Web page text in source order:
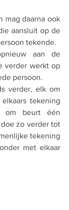
mag daarna ook
aansluit op de
tekende.
aan de
verder werkt op
persoon.
verder, elk om
tekening
om beurt één
zo verder tot
tekening
met elkaar